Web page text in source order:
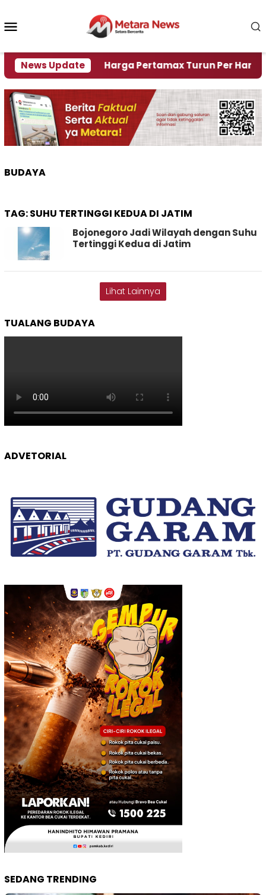
konten
News Update
Air Harga Pertamax Turun Per Hari Ini,
BUDAYA
TAG:SUHU TERTINGGI KEDUA DI JATIM
Bojonegoro Jadi Wilayah dengan Suhu
Tertinggi Kedua di Jatim
Lihat Lainnya
TUALANG BUDAYA
ADVETORIAL
SEDANG TRENDING